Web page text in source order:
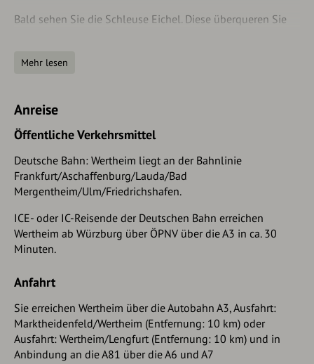
Bald sehen Sie die Schleuse Eichel. Diese überqueren Sie
schönen Parkanlage. Hier lohnt sich ein Besuch der
der Berliner Secession oder einer der aktuell gerade
stattfindenden Ausstellungen.
Setzen Sie nun die Wanderung auf dem Rad- und Fußweg
(gegenüber des Hofgartenschlösschens) fort. Entlang des
Mains erreichen Sie schon nach ca. 300m die Altstadt
Wertheims. Zu Ihrem Ausgangspunkt zurück, gelangen Sie,
wenn Sie die Mainbrücke überqueren.
Mehr lesen
Anreise
Öffentliche Verkehrsmittel
Deutsche Bahn: Wertheim liegt an der Bahnlinie
Frankfurt/Aschaffenburg/Lauda/Bad
Mergentheim/Ulm/Friedrichshafen.
ICE- oder IC-Reisende der Deutschen Bahn erreichen
Wertheim ab Würzburg über ÖPNV über die A3 in ca. 30
Minuten.
Anfahrt
Sie erreichen Wertheim über die Autobahn A3, Ausfahrt:
Marktheidenfeld/Wertheim (Entfernung: 10 km) oder
Ausfahrt: Wertheim/Lengfurt (Entfernung: 10 km) und in
Anbindung an die A81 über die A6 und A7